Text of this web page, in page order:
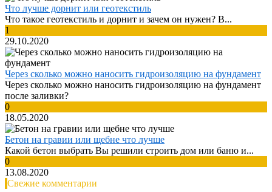
Что лучше дорнит или геотекстиль
Что такое геотекстиль и дорнит и зачем он нужен? В...
1
29.10.2020
Через сколько можно наносить гидроизоляцию на фундамент
Через сколько можно наносить гидроизоляцию на фундамент
после заливки?
0
18.05.2020
Бетон на гравии или щебне что лучше
Какой бетон выбрать Вы решили строить дом или баню и...
0
13.08.2020
Свежие комментарии